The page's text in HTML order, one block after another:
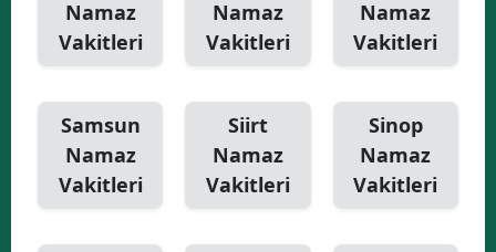
Namaz
Vakitleri
Namaz
Vakitleri
Namaz
Vakitleri
Samsun
Namaz
Vakitleri
Siirt
Namaz
Vakitleri
Sinop
Namaz
Vakitleri